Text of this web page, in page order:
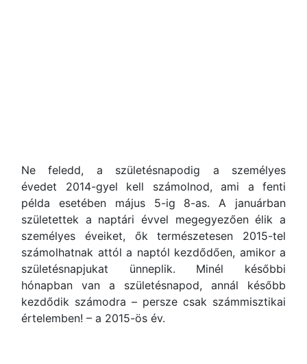
Ne feledd, a születésnapodig a személyes
évedet 2014-gyel kell számolnod, ami a fenti
példa esetében május 5-ig 8-as. A januárban
születettek a naptári évvel megegyezően élik a
személyes éveiket, ők természetesen 2015-tel
számolhatnak attól a naptól kezdődően, amikor a
születésnapjukat ünneplik. Minél későbbi
hónapban van a születésnapod, annál később
kezdődik számodra – persze csak számmisztikai
értelemben! – a 2015-ös év.